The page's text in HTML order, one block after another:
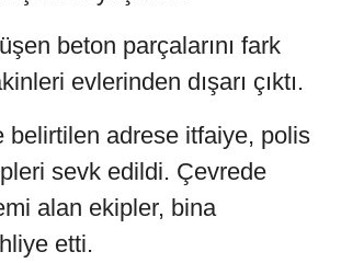
beton parçalarını fark
evlerinden dışarı çıktı.
belirtilen adrese itfaiye, polis
sevk edildi. Çevrede
alan ekipler, bina
etti.